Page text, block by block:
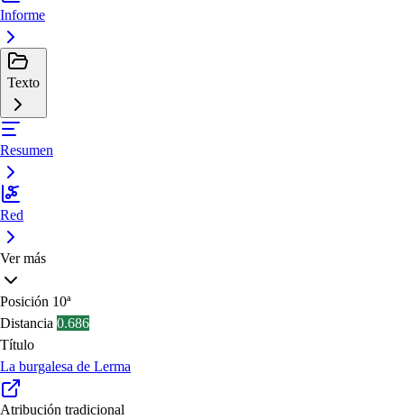
Informe
Texto
Resumen
Red
Ver más
Posición 10ª
Distancia 0.686
Título
La burgalesa de Lerma
Atribución tradicional